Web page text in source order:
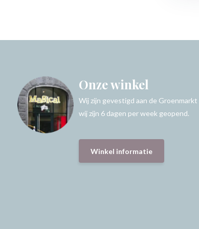
Onze winkel
Wij zijn gevestigd aan de
wij zijn 6 dagen per week geopend.
Winkel informatie